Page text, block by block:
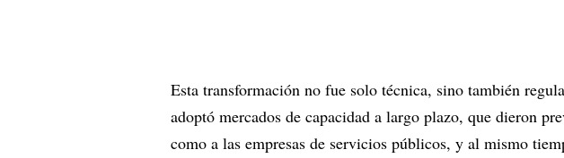
Esta transformación no fue solo técnica, sino también
adoptó mercados de capacidad a largo plazo, que dieron
como a las empresas de servicios públicos, y al mismo